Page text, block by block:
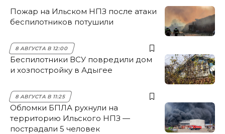
Пожар на Ильском НПЗ после атаки
беспилотников потушили
8 АВГУСТА В 12:00
Беспилотники ВСУ повредили дом
и хозпостройку в Адыгее
8 АВГУСТА В 11:25
Обломки БПЛА рухнули на
территорию Ильского НПЗ —
пострадали 5 человек